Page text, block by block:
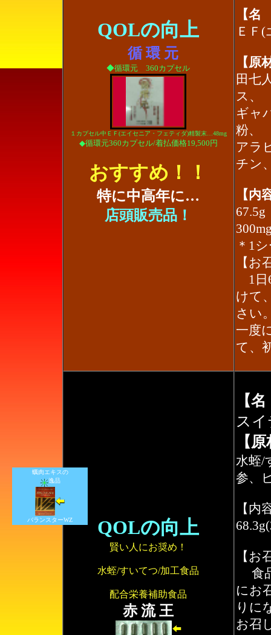
QOLの向上
循 環 元
◆循環元 360カプセル
１カプセル中ＥＦ(エイセニア・フェティダ)精製末…48mg
◆循環元360カプセル/着払価格19,500円
おすすめ！！
特に中高年に…
店頭販売品！
【
ＥＦ
【原
田七
ス、
ギャ
粉、
アラ
チン
【内
67.5g
＊1
【お
1日
けて
さい
一度
て、
QOLの向上
賢い人にお奨め！
水蛭/すいてつ/加工食品
配合栄養補助食品
赤 流 王
【
ス
【
水蛭/
参、
【内
【お
食
にお
りに
お召
蠣肉エキスの
逸品
バランスターWZ